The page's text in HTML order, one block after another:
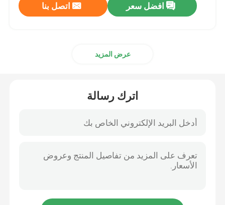
افضل سعر اتصل بنا
عرض المزيد
اترك رسالة